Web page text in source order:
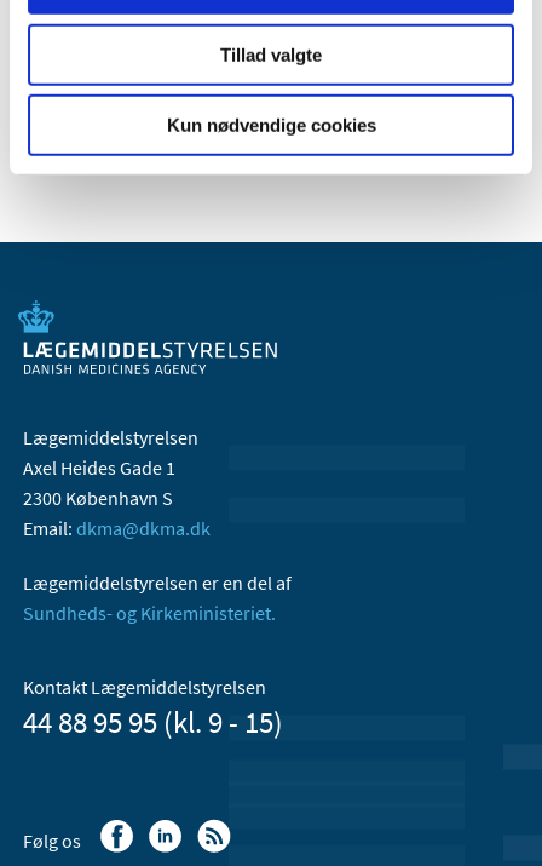
Tillad valgte
Kun nødvendige cookies
2008 (8)
2006 (9)
Lægemiddelstyrelsen
Axel Heides Gade 1
2300 København S
Email: dkma@dkma.dk
Lægemiddelstyrelsen er en del af
Sundheds- og Kirkeministeriet.
Kontakt Lægemiddelstyrelsen
44 88 95 95 (kl. 9 - 15)
Følg os